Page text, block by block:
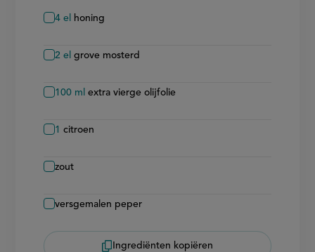
4 el honing
2 el grove mosterd
100 ml extra vierge olijfolie
1 citroen
zout
versgemalen peper
Ingrediënten kopiëren